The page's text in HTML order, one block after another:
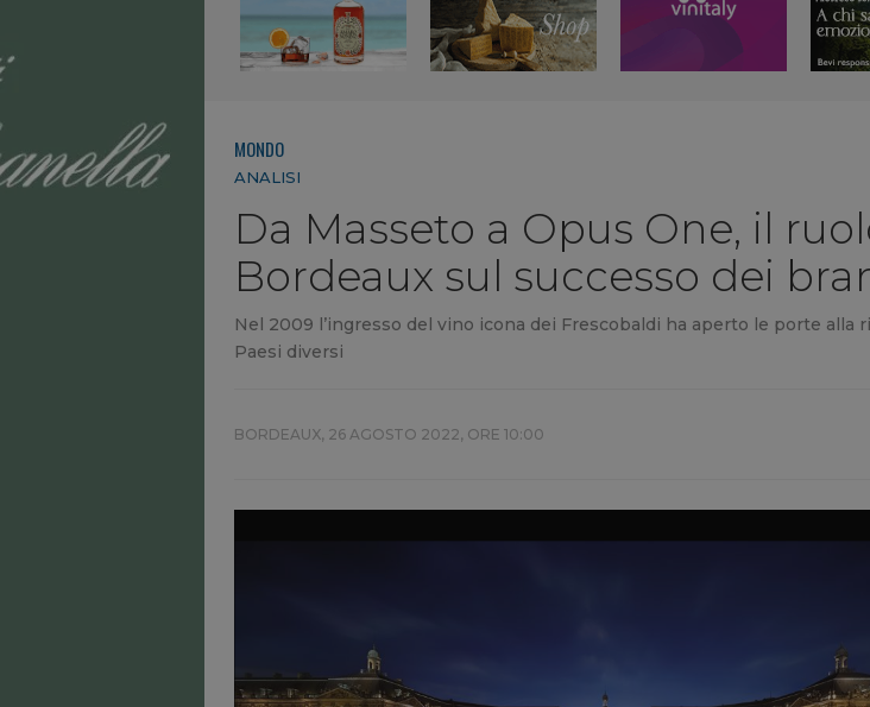
MONDO
ANALISI
Da Masseto a Opus One, il
Bordeaux sul successo dei
Nel 2009 l’ingresso del vino icona dei Frescobaldi ha aperto le porte alla
Paesi diversi
BORDEAUX, 26 AGOSTO 2022, ORE 10:00